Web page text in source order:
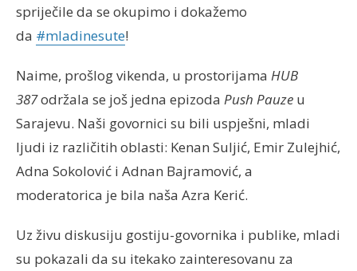
spriječile da se okupimo i dokažemo
da #mladinesute!
Naime, prošlog vikenda, u prostorijama HUB
387održala se još jedna epizoda Push Pauze u
Sarajevu. Naši govornici su bili uspješni, mladi
ljudi iz različitih oblasti: Kenan Suljić, Emir Zulejhić,
Adna Sokolović i Adnan Bajramović, a
moderatorica je bila naša Azra Kerić.
Uz živu diskusiju gostiju-govornika i publike, mladi
su pokazali da su itekako zainteresovanu za